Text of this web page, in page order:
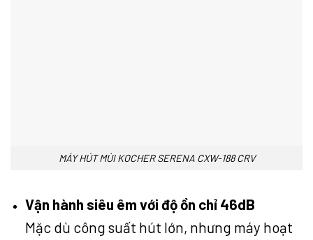
MÁY HÚT MÙI KOCHER SERENA CXW-188 CRV
Vận hành siêu êm với độ ồn chỉ 46dB
Mặc dù công suất hút lớn, nhưng máy hoạt